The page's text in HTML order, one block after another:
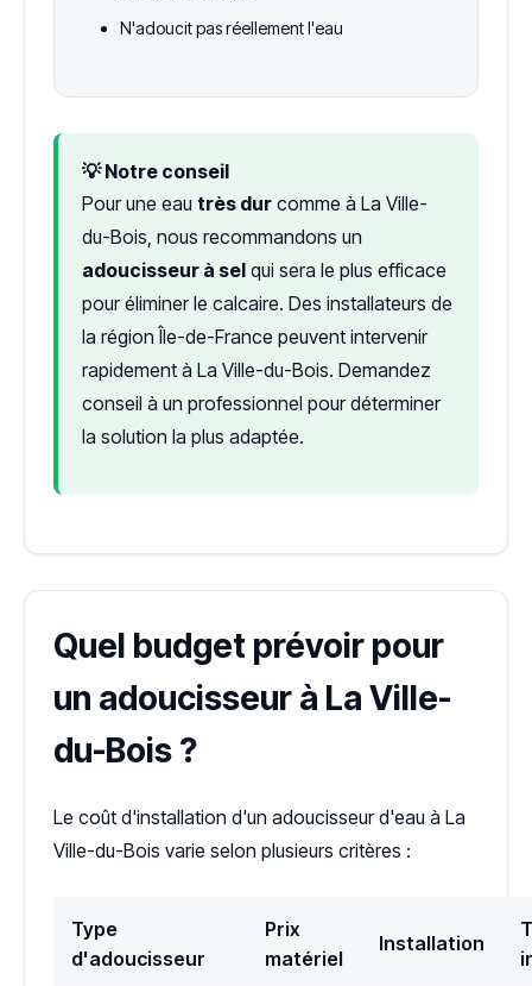
N'adoucit pas réellement l'eau
💡 Notre conseil
Pour une eau très dur comme à La Ville-
du-Bois, nous recommandons un
adoucisseur à sel qui sera le plus efficace
pour éliminer le calcaire. Des installateurs de
la région Île-de-France peuvent intervenir
rapidement à La Ville-du-Bois. Demandez
conseil à un professionnel pour déterminer
la solution la plus adaptée.
Quel budget prévoir pour
un adoucisseur à La Ville-
du-Bois ?
Le coût d'installation d'un adoucisseur d'eau à La
Ville-du-Bois varie selon plusieurs critères :
Type
d'adoucisseur
Prix
matériel
Installation